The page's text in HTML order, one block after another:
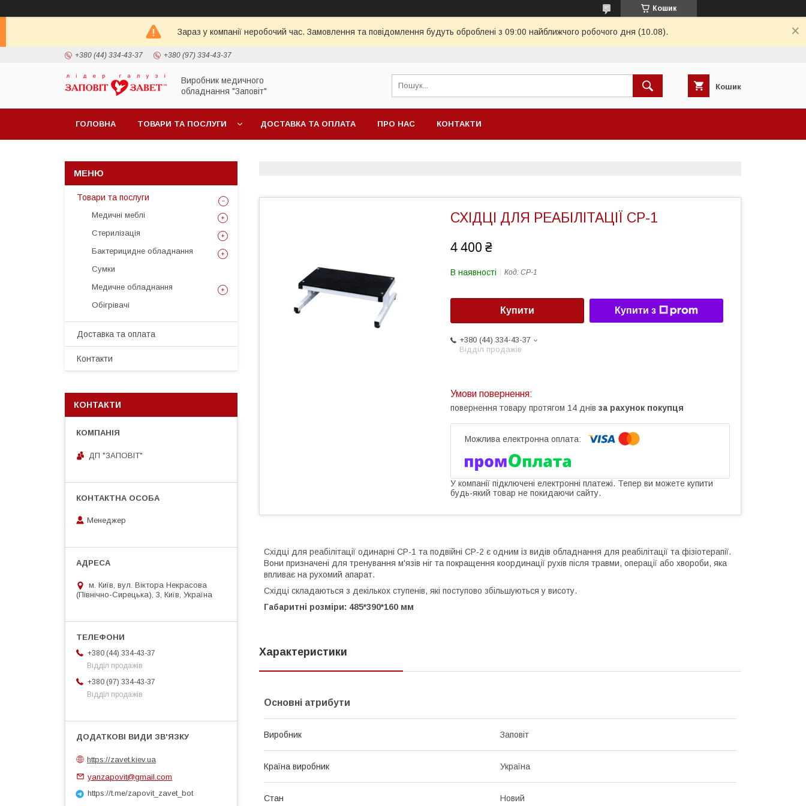
Кошик
Зараз у компанії неробочий час. Замовлення та повідомлення будуть оброблені з 09:00 найближчого робочого дня (10.08).
+380 (44) 334-43-37 +380 (97) 334-43-37
Виробник медичного
обладнання "Заповіт"
Кошик
ГОЛОВНА ТОВАРИ ТА ПОСЛУГИ ДОСТАВКА ТА ОПЛАТА ПРО НАС КОНТАКТИ
СХІДЦІ ДЛЯ РЕАБІЛІТАЦІЇ СР-1
4 400 ₴
В наявності Код: СР-1
Купити Купити з
+380 (44) 334-43-37
Відділ продажів
повернення товару протягом 14 днів за рахунок покупця
У компанії підключені електронні платежі. Тепер ви можете купити
будь-який товар не покидаючи сайту.
Східці для реабілітації одинарні СР-1 та подвійні СР-2 є одним із видів обладнання для реабілітації та фізіотерапії.
Вони призначені для тренування м'язів ніг та покращення координації рухів після травми, операції або хвороби, яка
впливає на рухомий апарат.
Східці складаються з декількох ступенів, які поступово збільшуються у висоту.
Габаритні розміри: 485*390*160 мм
Характеристики
Основні атрибути
Виробник Заповіт
Країна виробник Україна
Стан Новий
Товари та послуги
Медичні меблі
Стерилізація
Бактерицидне обладнання
Сумки
Медичне обладнання
Обігрівачі
Доставка та оплата
Контакти
КОНТАКТИ
ДП "ЗАПОВІТ"
Менеджер
м. Київ, вул. Віктора Некрасова
(Північно-Сирецька), 3, Київ, Україна
+380 (44) 334-43-37
Відділ продажів
+380 (97) 334-43-37
Відділ продажів
https://zavet.kiev.ua
yanzapovit@gmail.com
https://t.me/zapovit_zavet_bot